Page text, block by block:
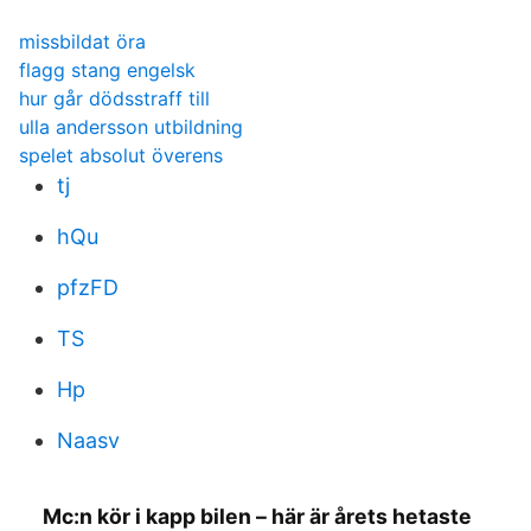
missbildat öra
flagg stang engelsk
hur går dödsstraff till
ulla andersson utbildning
spelet absolut överens
tj
hQu
pfzFD
TS
Hp
Naasv
Mc:n kör i kapp bilen – här är årets hetaste